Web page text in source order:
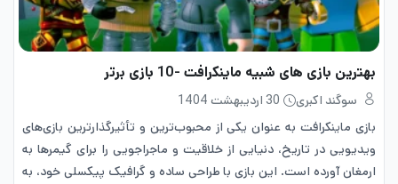
بهترین بازی های شبیه ماینکرافت -10 بازی برتر
سوگند اکبری
30 اردیبهشت 1404
بازی ماینکرافت به عنوان یکی از محبوب‌ترین و تأثیرگذارترین بازی‌های
ویدیویی در تاریخ، دنیایی از خلاقیت و ماجراجویی را برای گیمرها به
ارمغان آورده است. این بازی با طراحی ساده و گرافیک پیکسلی خود، به